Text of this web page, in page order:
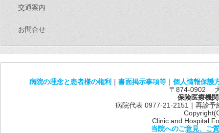
交通案内
お問合せ
病院の理念と患者様の権利 ｜ 書面掲示事項等 ｜ 個人情報保護
〒874-0902
保険医療機
病院代表 0977-21-2151｜再診
Clinic and Hospital
当院へのご意見、ご